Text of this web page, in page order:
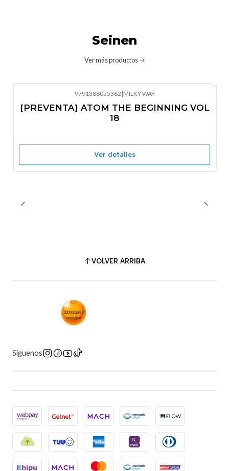
Seinen
Ver más productos
9791388055362 |MILKY WAY
[PREVENTA] ATOM THE BEGINNING VOL
18
Ver detalles
VOLVER ARRIBA
Síguenos